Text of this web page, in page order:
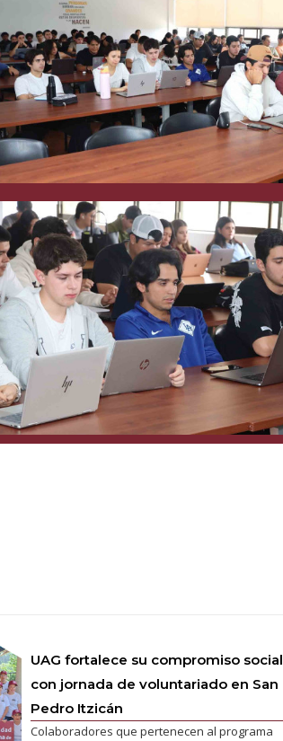
UAG fortalece su compromiso social
con jornada de voluntariado en San
Pedro Itzicán
Colaboradores que pertenecen al programa